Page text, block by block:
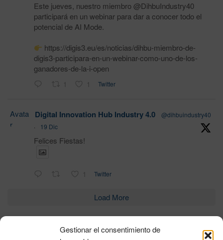
Gestionar el consentimiento de
Este jueves, nuestro miembro @DihbuIndustry40
participará en un webinar para dar a conocer todo el
potencial de AI Mode.
https://digis3.eu/es/noticias/dihbu-miembro-de-
digis3-participara-en-un-webinar-como-uno-de-los-
ganadores-de-la-i-open
1 1 Twitter
Avata
r
Digital Innovation Hub Industry 4.0
@dihbuindustry40
·
19 Dic
Felices Fiestas!
1 Twitter
Load More